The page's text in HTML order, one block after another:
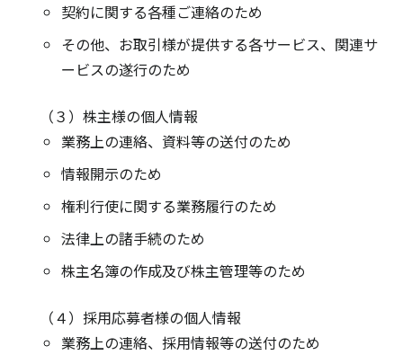
契約に関する各種ご連絡のため
その他、お取引様が提供する各サービス、関連サ
ービスの遂行のため
（３）株主様の個人情報
業務上の連絡、資料等の送付のため
情報開示のため
権利行使に関する業務履行のため
法律上の諸手続のため
株主名簿の作成及び株主管理等のため
（４）採用応募者様の個人情報
業務上の連絡、採用情報等の送付のため